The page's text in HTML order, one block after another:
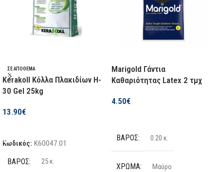
ΣΕ ΑΠΌΘΕΜΑ
Kerakoll Κόλλα Πλακιδίων H-
30 Gel 25kg
13.90€
Κωδικός: K60047.01
ΒΆΡΟΣ 25 κ.
Marigold Γάντια
Καθαριότητας Latex 2 τμχ
4.50€
ΒΆΡΟΣ 0.20 κ.
ΧΡΏΜΑ Μαύρο